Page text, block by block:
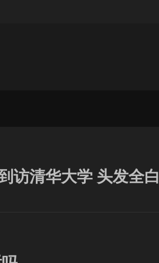
访清华大学 头发全白